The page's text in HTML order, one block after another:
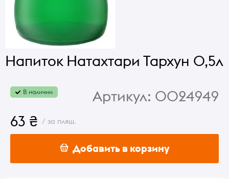
Напиток Натахтари Тархун 0,5л
В наличии Артикул: 0024949
63 ₴ / за пляш.
Добавить в корзину